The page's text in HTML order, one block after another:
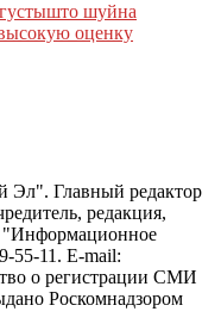
шуйна
оценку
Эл". Главный редактор
редакция,
"Информационное
55-11. E-mail:
о регистрации СМИ
Роскомнадзором